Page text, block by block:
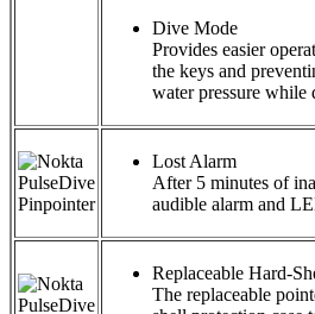
Dive Mode
Provides easier
the keys and
water pressure while
Lost Alarm
After 5 minutes of
audible alarm and
Replaceable Hard-
The replaceable